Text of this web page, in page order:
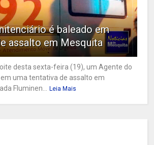
é baleado em
assalto em Mesquita
desta sexta-feira (19), um Agente do
uma tentativa de assalto em
Fluminen... Leia Mais